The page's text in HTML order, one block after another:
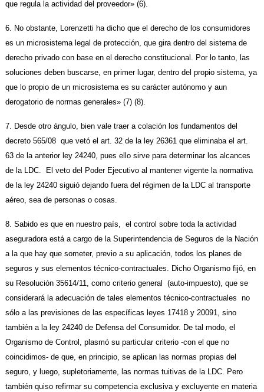
que regula la actividad del proveedor» (6).
6. No obstante, Lorenzetti ha dicho que el derecho de los consumidores
es un microsistema legal de protección, que gira dentro del sistema de
derecho privado con base en el derecho constitucional. Por lo tanto, las
soluciones deben buscarse, en primer lugar, dentro del propio sistema, ya
que lo propio de un microsistema es su carácter autónomo y aun
derogatorio de normas generales» (7) (8).
7. Desde otro ángulo, bien vale traer a colación los fundamentos del
decreto 565/08 que vetó el art. 32 de la ley 26361 que eliminaba el art.
63 de la anterior ley 24240, pues ello sirve para determinar los alcances
de la LDC. El veto del Poder Ejecutivo al mantener vigente la normativa
de la ley 24240 siguió dejando fuera del régimen de la LDC al transporte
aéreo, sea de personas o cosas.
8. Sabido es que en nuestro país, el control sobre toda la actividad
aseguradora está a cargo de la Superintendencia de Seguros de la Nación
a la que hay que someter, previo a su aplicación, todos los planes de
seguros y sus elementos técnico-contractuales. Dicho Organismo fijó, en
su Resolución 35614/11, como criterio general (auto-impuesto), que se
considerará la adecuación de tales elementos técnico-contractuales no
sólo a las previsiones de las específicas leyes 17418 y 20091, sino
también a la ley 24240 de Defensa del Consumidor. De tal modo, el
Organismo de Control, plasmó su particular criterio -con el que no
coincidimos- de que, en principio, se aplican las normas propias del
seguro, y luego, supletoriamente, las normas tuitivas de la LDC. Pero
también quiso refirmar su competencia exclusiva y excluyente en materia